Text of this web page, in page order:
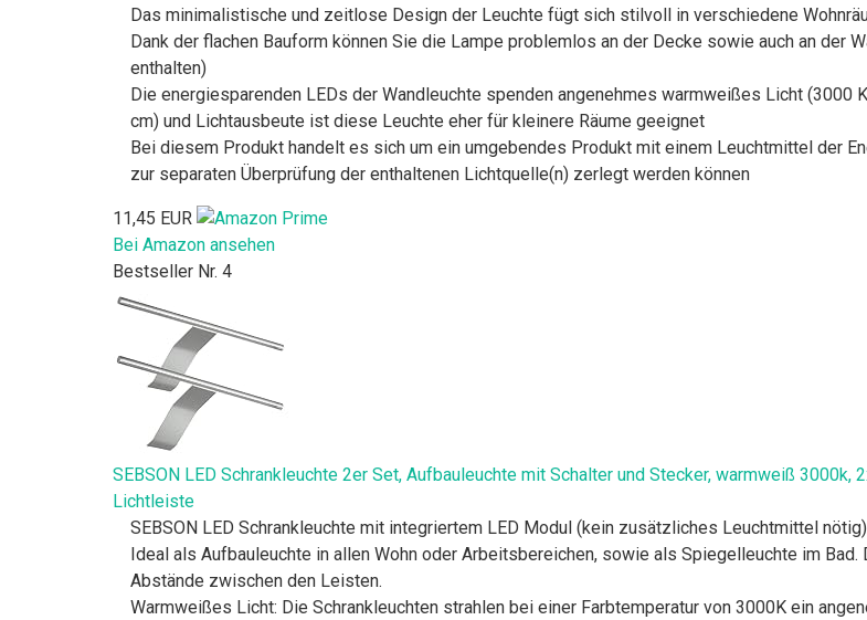
Das minimalistische und zeitlose Design der Leuchte fügt sich stilvoll in verschiedene
Dank der flachen Bauform können Sie die Lampe problemlos an der Decke sowie auch an der
enthalten)
Die energiesparenden LEDs der Wandleuchte spenden angenehmes warmweißes Licht (3000
cm) und Lichtausbeute ist diese Leuchte eher für kleinere Räume geeignet
Bei diesem Produkt handelt es sich um ein umgebendes Produkt mit einem Leuchtmittel der
zur separaten Überprüfung der enthaltenen Lichtquelle(n) zerlegt werden können
11,45 EUR
Bei Amazon ansehen
Bestseller Nr. 4
SEBSON LED Schrankleuchte 2er Set, Aufbauleuchte mit Schalter und Stecker, warmweiß
Lichtleiste
SEBSON LED Schrankleuchte mit integriertem LED Modul (kein zusätzliches Leuchtmittel
Ideal als Aufbauleuchte in allen Wohn oder Arbeitsbereichen, sowie als Spiegelleuchte im
Abstände zwischen den Leisten.
Warmweißes Licht: Die Schrankleuchten strahlen bei einer Farbtemperatur von 3000K ein